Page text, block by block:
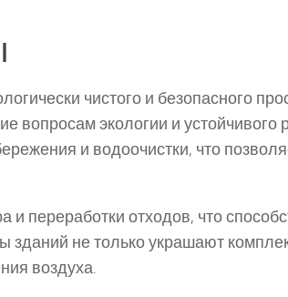
чистого и безопасного
вопросам экологии и устойчивого
и водоочистки, что
переработки отходов, что
не только украшают
воздуха.